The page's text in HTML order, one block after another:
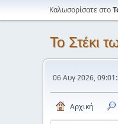
Καλωσορίσατε στο
Το Στέκι
06 Αυγ 2026,
Αρχική